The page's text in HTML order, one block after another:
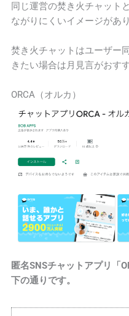
同じ運営の焚き火チャット
ながりにくいイメージがあり
焚き火チャットはユーザー
きたい場合は月見言がおす
ORCA（オルカ）
匿名SNSチャットアプリ「
下の通りです。